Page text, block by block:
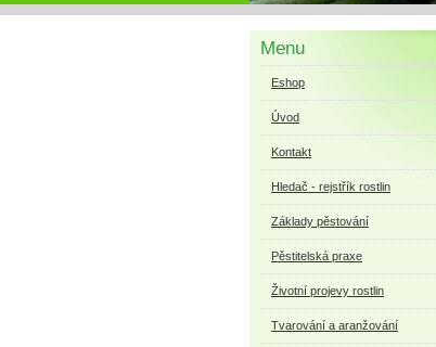
Menu
Eshop
Úvod
Kontakt
Hledač - rejstřík rostlin
Základy pěstování
Pěstitelská praxe
Životní projevy rostlin
Tvarování a aranžování